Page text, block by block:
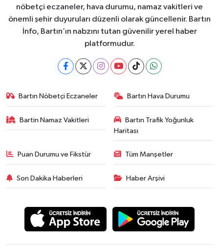
nöbetçi eczaneler, hava durumu, namaz vakitleri ve
önemli şehir duyuruları düzenli olarak güncellenir. Bartın
İnfo, Bartın’ın nabzını tutan güvenilir yerel haber
platformudur.
Bartın Nöbetçi Eczaneler Bartın Hava Durumu
Bartin Namaz Vakitleri
Bartın Trafik Yoğunluk
Haritası
Puan Durumu ve Fikstür Tüm Manşetler
Son Dakika Haberleri Haber Arşivi